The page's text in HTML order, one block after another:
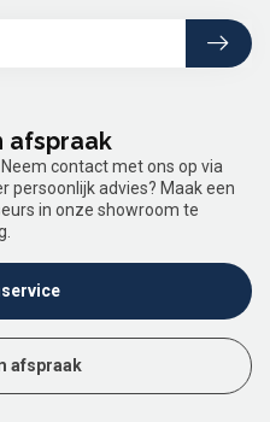
afspraak
contact met ons op via
persoonlijk advies? Maak een
in onze showroom te
afspraak